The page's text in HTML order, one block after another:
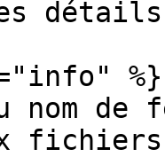
%}
nom